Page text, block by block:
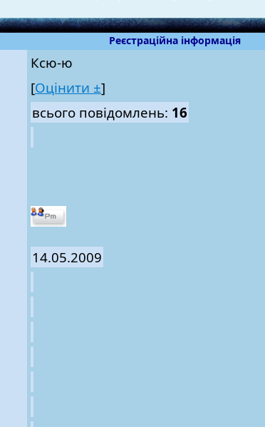
Реєстраційна інформація
Ксю-ю
[Оцінити ±]
всього повідомлень: 16
14.05.2009